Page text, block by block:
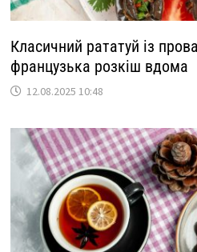
Класичний рататуй із
французька розкіш вдома
12.08.2025 10:48